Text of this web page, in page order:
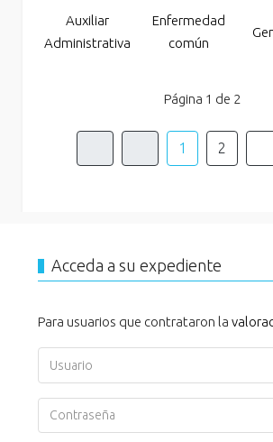
Auxiliar
Administrativa
Enfermedad
común
Página 1 de 2
1 2
Acceda a su expediente
Para usuarios que contrataron la
Usuario
Contraseña